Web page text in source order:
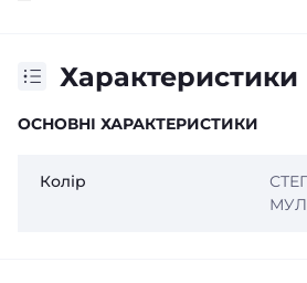
Характеристики
ОСНОВНІ ХАРАКТЕРИСТИКИ
Колір